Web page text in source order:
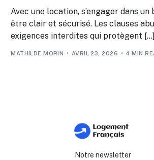
Avec une location, s’engager dans
être clair et sécurisé. Les clauses
exigences interdites qui protègent […]
MATHILDE MORIN AVRIL 23, 2026 4 MIN
Notre newsletter